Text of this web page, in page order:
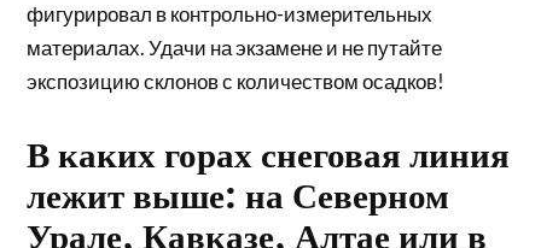
фигурировал в контрольно-измерительных
материалах. Удачи на экзамене и не путайте
экспозицию склонов с количеством осадков!
В каких горах снеговая линия
лежит выше: на Северном
Урале, Кавказе, Алтае или в